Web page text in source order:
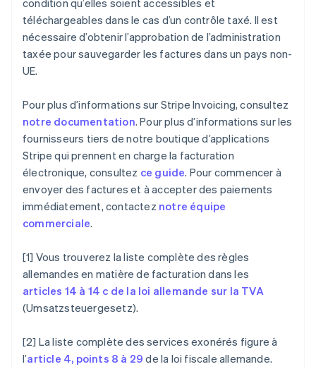
condition qu’elles soient accessibles et
téléchargeables dans le cas d’un contrôle taxé. Il est
nécessaire d’obtenir l’approbation de l’administration
taxée pour sauvegarder les factures dans un pays non-
UE.
Pour plus d’informations sur Stripe Invoicing, consultez
notre documentation. Pour plus d’informations sur les
fournisseurs tiers de notre boutique d’applications
Stripe qui prennent en charge la facturation
électronique, consultez ce guide. Pour commencer à
envoyer des factures et à accepter des paiements
immédiatement, contactez notre équipe
commerciale.
[1] Vous trouverez la liste complète des règles
allemandes en matière de facturation dans les
articles 14 à 14 c de la loi allemande sur la TVA
(Umsatzsteuergesetz).
[2] La liste complète des services exonérés figure à
l’article 4, points 8 à 29 de la loi fiscale allemande.
Allemagne
Deutsch English
Australie
English
Autriche
DeutschEnglish
Belgique
Nederlands Français DeutschEnglish
Brésil
PortuguêsEnglish
English
Canada
English Français
Chine continentale
简体中文English
English
Croatie
English Italiano